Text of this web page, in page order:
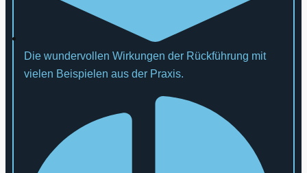
Die wundervollen Wirkungen der Rückführung mit
vielen Beispielen aus der Praxis.